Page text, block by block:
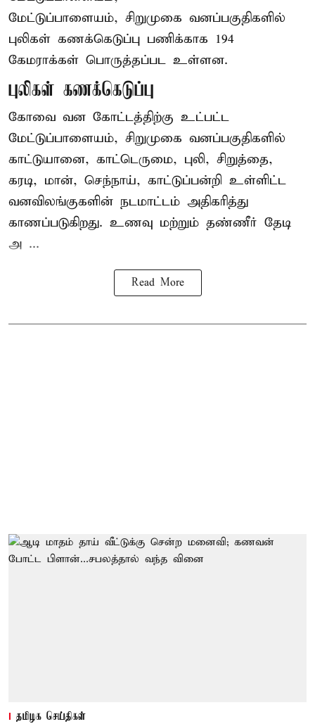
மேட்டுப்பாளையம், சிறுமுகை வனப்பகுதிகளில்
புலிகள் கணக்கெடுப்பு பணிக்காக 194
கேமராக்கள் பொருத்தப்பட உள்ளன.
புலிகள் கணக்கெடுப்பு
கோவை வன கோட்டத்திற்கு உட்பட்ட
மேட்டுப்பாளையம், சிறுமுகை வனப்பகுதிகளில்
காட்டுயானை, காட்டெருமை, புலி, சிறுத்தை,
கரடி, மான், செந்நாய், காட்டுப்பன்றி உள்ளிட்ட
வனவிலங்குகளின் நடமாட்டம் அதிகரித்து
காணப்படுகிறது. உணவு மற்றும் தண்ணீர் தேடி
அ ...
Read More
தமிழக செய்திகள்